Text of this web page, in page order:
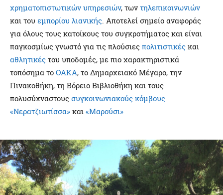
χρηματοπιστωτικών υπηρεσιών, των τηλεπικοινωνιών
και του εμπορίου λιανικής. Αποτελεί σημείο αναφοράς
για όλους τους κατοίκους του συγκροτήματος και είναι
παγκοσμίως γνωστό για τις πλούσιες πολιτιστικές και
αθλητικές του υποδομές, με πιο χαρακτηριστικά
τοπόσημα το ΟΑΚΑ, το Δημαρχειακό Μέγαρο, την
Πινακοθήκη, τη Βόρειο Βιβλιοθήκη και τους
πολυσύχναστους συγκοινωνιακούς κόμβους
«Νερατζιωτίσσα» και «Μαρούσι»